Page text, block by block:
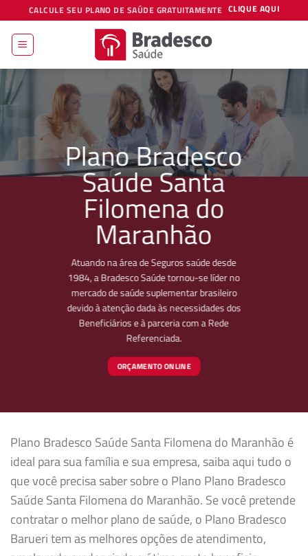
to
content
CALCULE SEU PLANO DE SAÚDE GRATUITAMENTE CLIQUE AQUI
Plano Bradesco
Saúde Santa
Filomena do
Maranhão
Atuando na área de Seguros saúde desde
1984, a Bradesco Saúde tornou-se líder no
mercado de saúde suplementar brasileiro
devido à atenção dada às necessidades dos
Beneficiários e à parceria com a Rede
Referenciada.
ORÇAMENTO ONLINE
Plano Bradesco Saúde Santa Filomena do Maranhão é
ideal para sua família e sua empresa, saiba aqui tudo o
que você precisa saber sobre o Plano Plano Bradesco
Saúde Santa Filomena do Maranhão. Se você pretende
contratar o melhor plano de saúde, o Plano Bradesco
Barueri tem as melhores opções de atendimento,